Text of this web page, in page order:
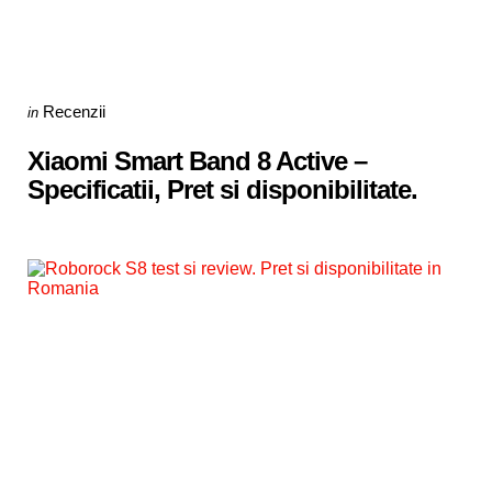
Categories
Posted
in Recenzii
Xiaomi Smart Band 8 Active –
Specificatii, Pret si disponibilitate.